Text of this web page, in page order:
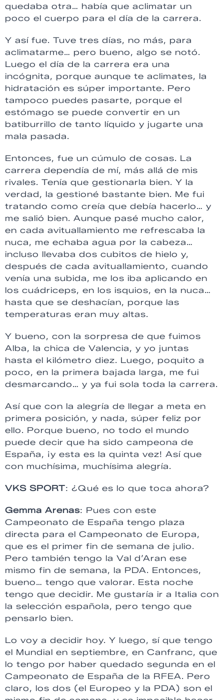
quedaba otra… había que aclimatar un
poco el cuerpo para el día de la carrera.
Y así fue. Tuve tres días, no más, para
aclimatarme… pero bueno, algo se notó.
Luego el día de la carrera era una
incógnita, porque aunque te aclimates, la
hidratación es súper importante. Pero
tampoco puedes pasarte, porque el
estómago se puede convertir en un
batiburrillo de tanto líquido y jugarte una
mala pasada.
Entonces, fue un cúmulo de cosas. La
carrera dependía de mí, más allá de mis
rivales. Tenía que gestionarla bien. Y la
verdad, la gestioné bastante bien. Me fui
tratando como creía que debía hacerlo… y
me salió bien. Aunque pasé mucho calor,
en cada avituallamiento me refrescaba la
nuca, me echaba agua por la cabeza…
incluso llevaba dos cubitos de hielo y,
después de cada avituallamiento, cuando
venía una subida, me los iba aplicando en
los cuádriceps, en los isquios, en la nuca…
hasta que se deshacían, porque las
temperaturas eran muy altas.
Y bueno, con la sorpresa de que fuimos
Alba, la chica de Valencia, y yo juntas
hasta el kilómetro diez. Luego, poquito a
poco, en la primera bajada larga, me fui
desmarcando… y ya fui sola toda la carrera.
Así que con la alegría de llegar a meta en
primera posición, y nada, súper feliz por
ello. Porque bueno, no todo el mundo
puede decir que ha sido campeona de
España, ¡y esta es la quinta vez! Así que
con muchísima, muchísima alegría.
VKS SPORT: ¿Qué es lo que toca ahora?
Gemma Arenas: Pues con este
Campeonato de España tengo plaza
directa para el Campeonato de Europa,
que es el primer fin de semana de julio.
Pero también tengo la Val d’Aran ese
mismo fin de semana, la PDA. Entonces,
bueno… tengo que valorar. Esta noche
tengo que decidir. Me gustaría ir a Italia con
la selección española, pero tengo que
pensarlo bien.
Lo voy a decidir hoy. Y luego, sí que tengo
el Mundial en septiembre, en Canfranc, que
lo tengo por haber quedado segunda en el
Campeonato de España de la RFEA. Pero
claro, los dos (el Europeo y la PDA) son el